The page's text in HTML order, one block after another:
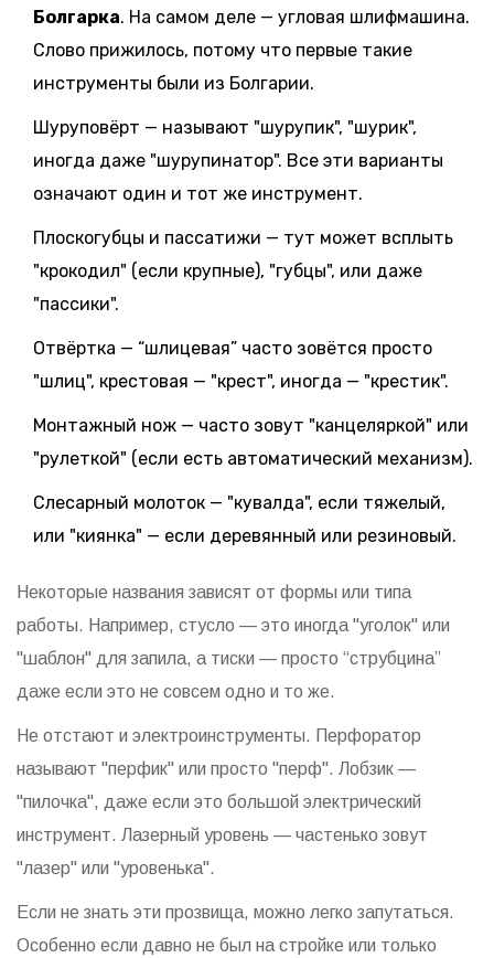
Болгарка. На самом деле — угловая шлифмашина.
Слово прижилось, потому что первые такие
инструменты были из Болгарии.
Шуруповёрт — называют "шурупик", "шурик",
иногда даже "шурупинатор". Все эти варианты
означают один и тот же инструмент.
Плоскогубцы и пассатижи — тут может всплыть
"крокодил" (если крупные), "губцы", или даже
"пассики".
Отвёртка — “шлицевая” часто зовётся просто
"шлиц", крестовая — "крест", иногда — "крестик".
Монтажный нож — часто зовут "канцеляркой" или
"рулеткой" (если есть автоматический механизм).
Слесарный молоток — "кувалда", если тяжелый,
или "киянка" — если деревянный или резиновый.
Некоторые названия зависят от формы или типа
работы. Например, стусло — это иногда "уголок" или
"шаблон" для запила, а тиски — просто “струбцина”
даже если это не совсем одно и то же.
Не отстают и электроинструменты. Перфоратор
называют "перфик" или просто "перф". Лобзик —
"пилочка", даже если это большой электрический
инструмент. Лазерный уровень — частенько зовут
"лазер" или "уровенька".
Если не знать эти прозвища, можно легко запутаться.
Особенно если давно не был на стройке или только